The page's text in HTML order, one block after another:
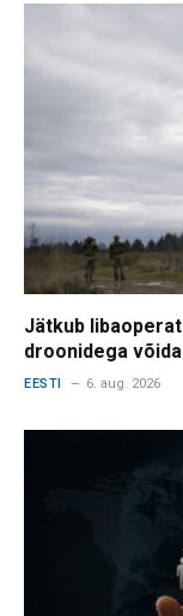
Jätkub
droonidega
EESTI 6. aug. 2026